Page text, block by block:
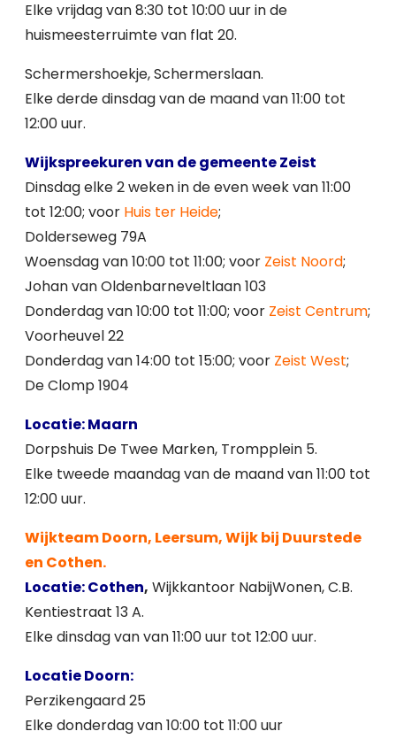
Elke vrijdag van 8:30 tot 10:00 uur in de
huismeesterruimte van flat 20.
Schermershoekje, Schermerslaan.
Elke derde dinsdag van de maand van 11:00 tot
12:00 uur.
Wijkspreekuren van de gemeente Zeist
Dinsdag elke 2 weken in de even week van 11:00
tot 12:00; voor Huis ter Heide;
Dolderseweg 79A
Woensdag van 10:00 tot 11:00; voor Zeist Noord;
Johan van Oldenbarneveltlaan 103
Donderdag van 10:00 tot 11:00; voor Zeist Centrum;
Voorheuvel 22
Donderdag van 14:00 tot 15:00; voor Zeist West;
De Clomp 1904
Locatie: Maarn
Dorpshuis De Twee Marken, Trompplein 5.
Elke tweede maandag van de maand van 11:00 tot
12:00 uur.
Wijkteam Doorn, Leersum, Wijk bij Duurstede
en Cothen.
Locatie: Cothen, Wijkkantoor NabijWonen, C.B.
Kentiestraat 13 A.
Elke dinsdag van van 11:00 uur tot 12:00 uur.
Locatie Doorn:
Perzikengaard 25
Elke donderdag van 10:00 tot 11:00 uur